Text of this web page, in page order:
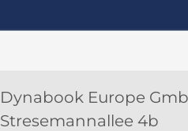
Dynabook Europe
Stresemannallee 4b